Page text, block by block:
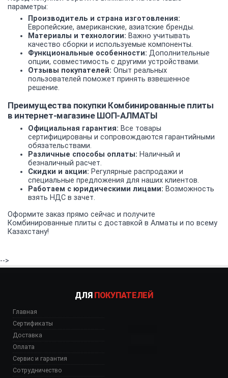
параметры:
Производитель и страна изготовления:
Европейские, американские, азиатские бренды.
Материалы и технологии: Важно учитывать
качество сборки и используемые компоненты.
Функциональные особенности: Дополнительные
опции, совместимость с другими устройствами.
Отзывы покупателей: Опыт реальных
пользователей поможет принять взвешенное
решение.
Преимущества покупки Комбинированные плиты
в интернет-магазине ШОП-АЛМАТЫ
Официальная гарантия: Все товары
сертифицированы и сопровождаются гарантийными
обязательствами.
Различные способы оплаты: Наличный и
безналичный расчет.
Скидки и акции: Регулярные распродажи и
специальные предложения для наших клиентов.
Работаем с юридическими лицами: Возможность
взять НДС в зачет.
Оформите заказ прямо сейчас и получите
Комбинированные плиты с доставкой в Алматы и по всему
Казахстану!
-->
ДЛЯ ПОКУПАТЕЛЕЙ
Главная
Сертификаты
Доставка
Оплата
Сервис и гарантия
Сотрудничество